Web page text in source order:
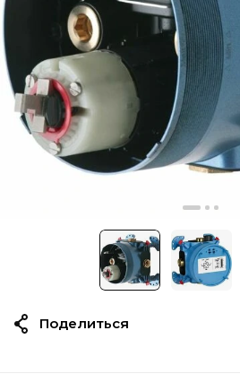
Поделиться